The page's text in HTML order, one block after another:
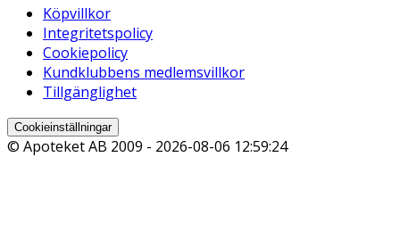
Köpvillkor
Integritetspolicy
Cookiepolicy
Kundklubbens medlemsvillkor
Tillgänglighet
Cookieinställningar
© Apoteket AB 2009 - 2026-08-06 12:59:24